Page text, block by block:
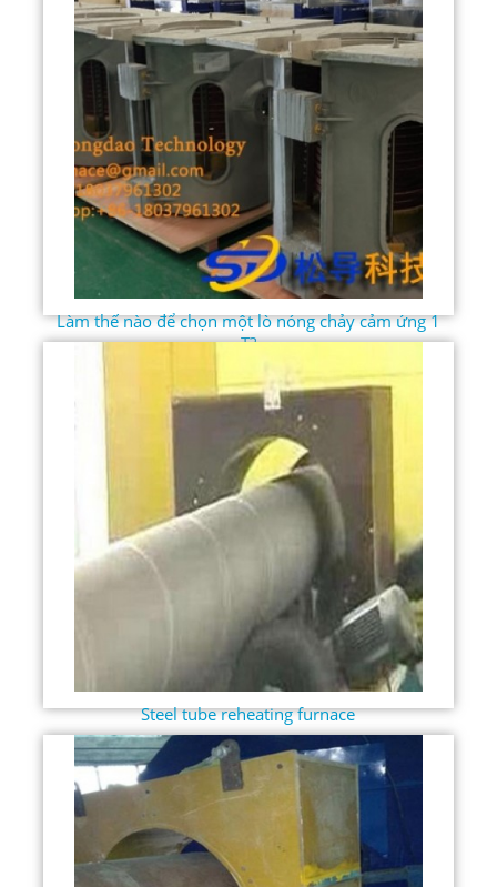
Làm thế nào để chọn một lò nóng chảy cảm ứng 1
T?
Steel tube reheating furnace